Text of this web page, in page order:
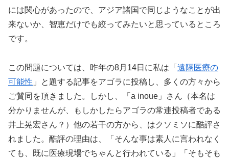
には関心があったので、アジア諸国で同じようなことが出
来ないか、智恵だけでも絞ってみたいと思っているところ
です。
この問題については、昨年の8月14日に私は「 遠隔医療の
可能性 」と題する記事をアゴラに投稿し、多くの方々から
ご賛同を頂きました。しかし、「a inoue」さん（本名は
分かりませんが、もしかしたらアゴラの常連投稿者である
井上晃宏さん？）他の若干の方から、はクソミソに酷評さ
れました。酷評の理由は、「そんな事は素人に言われなく
ても、既に医療現場でちゃんと行われている」「そもそも